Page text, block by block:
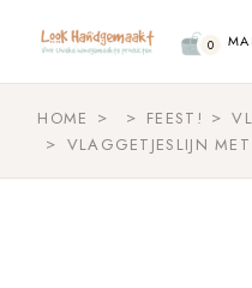
content
0
HOME FEEST!
VLAGGETJESLIJN